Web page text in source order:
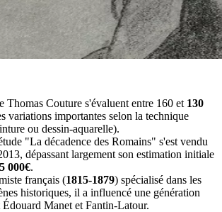
Thomas Couture s'évaluent entre 160 et 130
variations importantes selon la technique
ou dessin-aquarelle).
"La décadence des Romains" s'est vendu
dépassant largement son estimation initiale
000€.
français (1815-1879) spécialisé dans les
historiques, il a influencé une génération
Édouard Manet et Fantin-Latour.